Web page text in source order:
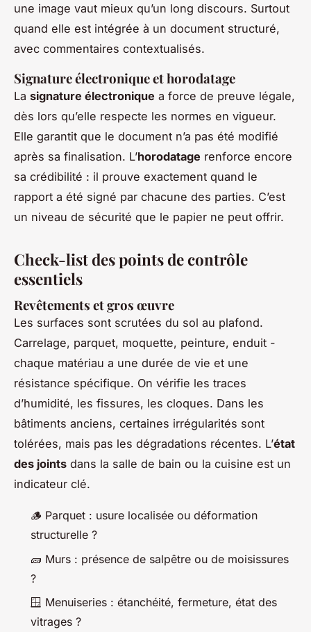
une image vaut mieux qu’un long discours. Surtout
quand elle est intégrée à un document structuré,
avec commentaires contextualisés.
Signature électronique et horodatage
La signature électronique a force de preuve légale,
dès lors qu’elle respecte les normes en vigueur.
Elle garantit que le document n’a pas été modifié
après sa finalisation. L’horodatage renforce encore
sa crédibilité : il prouve exactement quand le
rapport a été signé par chacune des parties. C’est
un niveau de sécurité que le papier ne peut offrir.
Check-list des points de contrôle
essentiels
Revêtements et gros œuvre
Les surfaces sont scrutées du sol au plafond.
Carrelage, parquet, moquette, peinture, enduit -
chaque matériau a une durée de vie et une
résistance spécifique. On vérifie les traces
d’humidité, les fissures, les cloques. Dans les
bâtiments anciens, certaines irrégularités sont
tolérées, mais pas les dégradations récentes. L’état
des joints dans la salle de bain ou la cuisine est un
indicateur clé.
🪵 Parquet : usure localisée ou déformation
structurelle ?
🧱 Murs : présence de salpêtre ou de moisissures
?
🪟 Menuiseries : étanchéité, fermeture, état des
vitrages ?